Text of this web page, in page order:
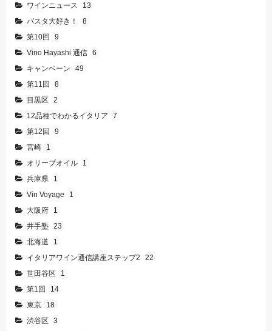
ワインニュース
13
パスタ大好き！
8
第10回
9
Vino Hayashi 通信 6
キャンペーン
49
第11回
8
目黒区
2
12品種でわかるイタリア
7
第12回
9
宮崎
1
オリーブオイル
1
兵庫県
1
Vin Voyage
1
大阪府
1
井手塾 23
北海道
1
イタリアワイン通信講座ステップ2
22
世田谷区
1
第1回
14
東京
18
渋谷区
3